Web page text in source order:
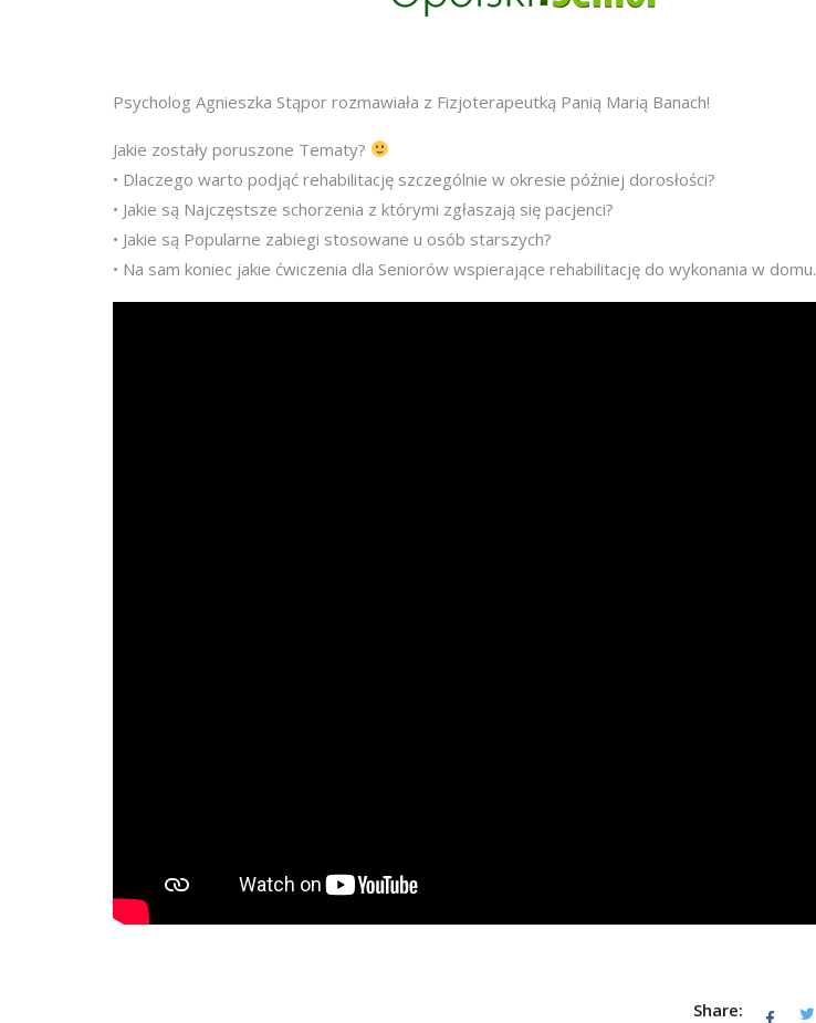
Psycholog Agnieszka Stąpor rozmawiała z Fizjoterapeutką Panią Marią Banach!
Jakie zostały poruszone Tematy?
• Dlaczego warto podjąć rehabilitację szczególnie w okresie później dorosłości?
• Jakie są Najczęstsze schorzenia z którymi zgłaszają się pacjenci?
• Jakie są Popularne zabiegi stosowane u osób starszych?
• Na sam koniec jakie ćwiczenia dla Seniorów wspierające rehabilitację do wykonania w domu.
Share: